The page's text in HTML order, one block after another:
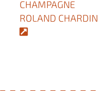
CHAMPAGNE
ROLAND CHARDIN